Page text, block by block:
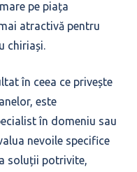
pe piața
atractivă pentru
chiriași.
în ceea ce privește
este
în domeniu sau
nevoile specifice
soluții potrivite,